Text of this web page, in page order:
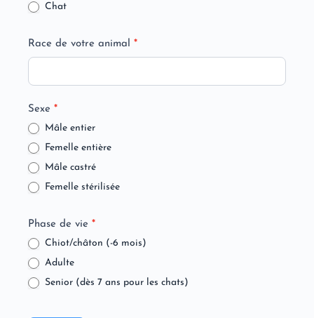
Chat
Race de votre animal *
Sexe *
Mâle entier
Femelle entière
Mâle castré
Femelle stérilisée
Phase de vie *
Chiot/châton (-6 mois)
Adulte
Senior (dès 7 ans pour les chats)